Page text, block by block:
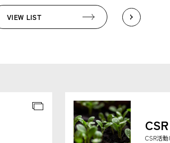
VIEW LIST
CSR
CSR活